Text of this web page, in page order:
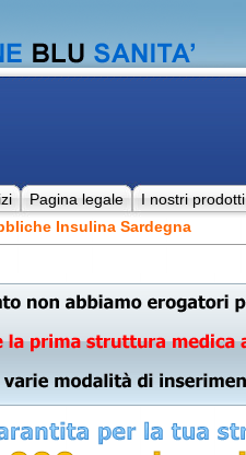
Pagina legale I nostri prodotti
Insulina Sardegna